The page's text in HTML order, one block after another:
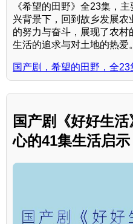
《希望的田野》全23集，
兴背景下，回到故乡发展
的努力与奋斗，展现了农
生活的追求与对土地的热爱。
国产剧，希望的田野，全23
国产剧《好好生
心的41集生活启示